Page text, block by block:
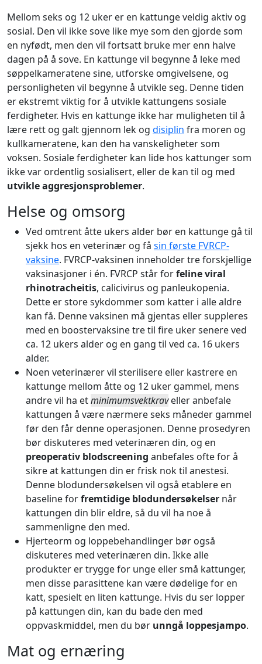
Mellom seks og 12 uker er en kattunge veldig aktiv og
sosial. Den vil ikke sove like mye som den gjorde som
en nyfødt, men den vil fortsatt bruke mer enn halve
dagen på å sove. En kattunge vil begynne å leke med
søppelkameratene sine, utforske omgivelsene, og
personligheten vil begynne å utvikle seg. Denne tiden
er ekstremt viktig for å utvikle kattungens sosiale
ferdigheter. Hvis en kattunge ikke har muligheten til å
lære rett og galt gjennom lek og disiplin fra moren og
kullkameratene, kan den ha vanskeligheter som
voksen. Sosiale ferdigheter kan lide hos kattunger som
ikke var ordentlig sosialisert, eller de kan til og med
utvikle aggresjonsproblemer.
Helse og omsorg
Ved omtrent åtte ukers alder bør en kattunge gå til
sjekk hos en veterinær og få sin første FVRCP-
vaksine. FVRCP-vaksinen inneholder tre forskjellige
vaksinasjoner i én. FVRCP står forfeline viral
rhinotracheitis, calicivirus og panleukopenia.
Dette er store sykdommer som katter i alle aldre
kan få. Denne vaksinen må gjentas eller suppleres
med en boostervaksine tre til fire uker senere ved
ca. 12 ukers alder og en gang til ved ca. 16 ukers
alder.
Noen veterinærer vil sterilisere eller kastrere en
kattunge mellom åtte og 12 uker gammel, mens
andre vil ha etminimumsvektkraveller anbefale
kattungen å være nærmere seks måneder gammel
før den får denne operasjonen. Denne prosedyren
bør diskuteres med veterinæren din, og en
preoperativ blodscreening anbefales ofte for å
sikre at kattungen din er frisk nok til anestesi.
Denne blodundersøkelsen vil også etablere en
baseline forfremtidige blodundersøkelser når
kattungen din blir eldre, så du vil ha noe å
sammenligne den med.
Hjerteorm og loppebehandlinger bør også
diskuteres med veterinæren din. Ikke alle
produkter er trygge for unge eller små kattunger,
men disse parasittene kan være dødelige for en
katt, spesielt en liten kattunge. Hvis du ser lopper
på kattungen din, kan du bade den med
oppvaskmiddel, men du bør unngå loppesjampo.
Mat og ernæring